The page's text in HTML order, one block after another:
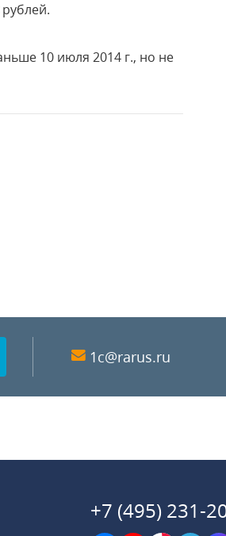
10 июля 2014 г., но не
1c@rarus.ru
+7 (495) 231-